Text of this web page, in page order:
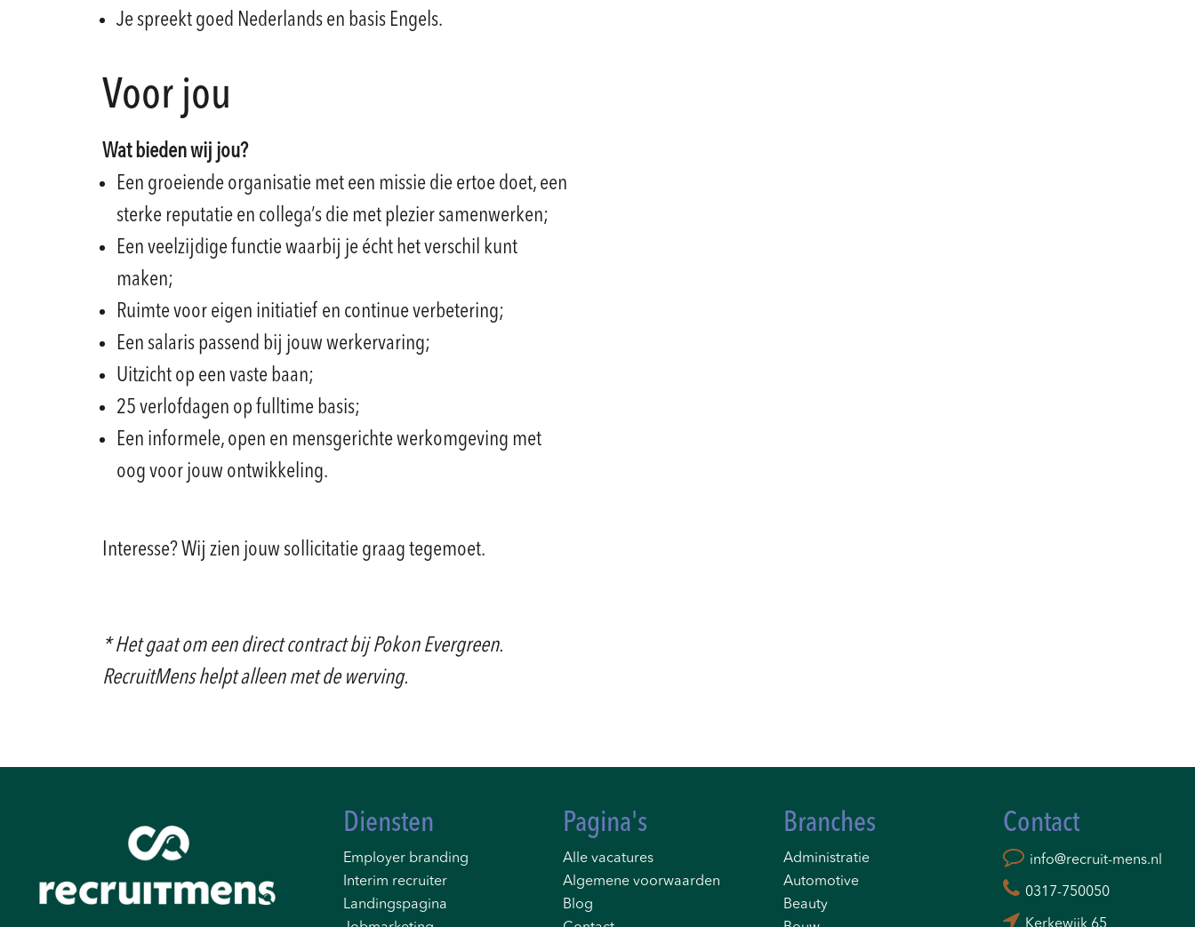
Je spreekt goed Nederlands en basis Engels.
Voor jou
Wat bieden wij jou?
Een groeiende organisatie met een missie die ertoe doet, een
sterke reputatie en collega’s die met plezier samenwerken;
Een veelzijdige functie waarbij je écht het verschil kunt
maken;
Ruimte voor eigen initiatief en continue verbetering;
Een salaris passend bij jouw werkervaring;
Uitzicht op een vaste baan;
25 verlofdagen op fulltime basis;
Een informele, open en mensgerichte werkomgeving met
oog voor jouw ontwikkeling.
Interesse? Wij zien jouw sollicitatie graag tegemoet.
* Het gaat om een direct contract bij Pokon Evergreen.
RecruitMens helpt alleen met de werving.
Diensten
Employer branding
Interim recruiter
Landingspagina
Pagina's
Alle vacatures
Algemene voorwaarden
Blog
Branches
Administratie
Automotive
Beauty
Contact
info@recruit-mens.nl
0317-750050
Kerkewijk 65